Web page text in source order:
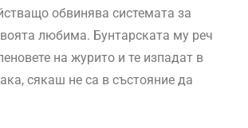
обвинява системата за
любима. Бунтарската му реч
на журито и те изпадат в
сякаш не са в състояние да